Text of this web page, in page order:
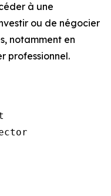
à une
ou de négocier
notamment en
professionnel.